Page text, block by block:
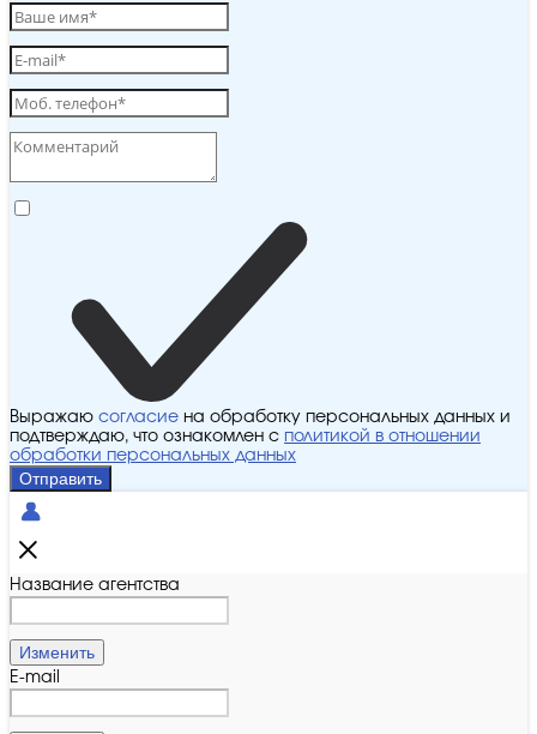
Выражаю согласие на обработку персональных данных и
подтверждаю, что ознакомлен с политикой в отношении
обработки персональных данных
Отправить
Название агентства
Изменить
E-mail